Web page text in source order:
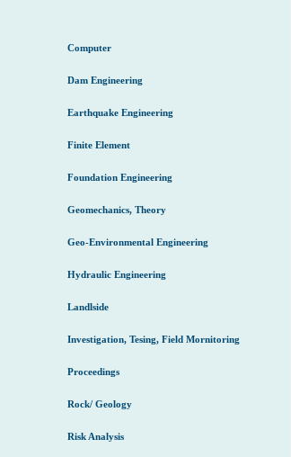
Computer
Dam Engineering
Earthquake Engineering
Finite Element
Foundation Engineering
Geomechanics, Theory
Geo-Environmental Engineering
Hydraulic Engineering
Landlside
Investigation, Tesing, Field Mornitoring
Proceedings
Rock/ Geology
Risk Analysis